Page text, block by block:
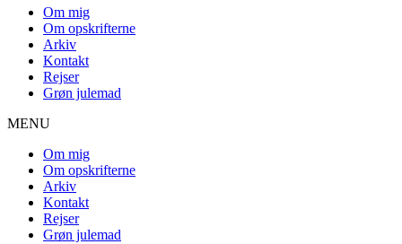
Om mig
Om opskrifterne
Arkiv
Kontakt
Rejser
Grøn julemad
MENU
Om mig
Om opskrifterne
Arkiv
Kontakt
Rejser
Grøn julemad